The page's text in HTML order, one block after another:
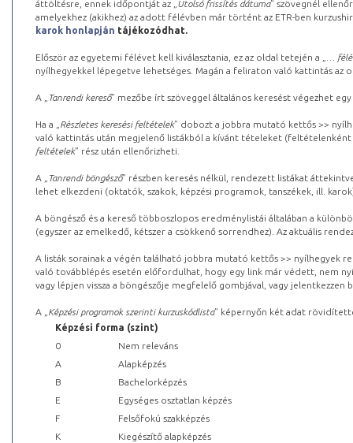
áttöltésre, ennek időpontját az „ Utolsó frissítés dátuma” szövegnél
amelyekhez (akikhez) az adott félévben már történt az ETR-ben
karok honlapján tájékozódhat.
Először az egyetemi félévet kell kiválasztania, ez az oldal tetején a „
…
nyílhegyekkel lépegetve lehetséges. Magán a feliraton való kattintás az
A „ Tanrendi kereső” mezőbe írt szöveggel általános keresést végezhet
Ha a „ Részletes keresési feltételek” dobozt a jobbra mutató kettős >>
való kattintás után megjelenő listákból a kívánt tételeket (feltételenként
feltételek” rész után ellenőrizheti.
A „ Tanrendi böngésző” részben keresés nélkül, rendezett listákat
lehet elkezdeni (oktatók, szakok, képzési programok, tanszékek, ill.
A böngésző és a kereső többoszlopos eredménylistái általában a
(egyszer az emelkedő, kétszer a csökkenő sorrendhez). Az aktuális
A listák sorainak a végén található jobbra mutató kettős >> nyílhegyek
való továbblépés esetén előfordulhat, hogy egy link már védett, nem
vagy lépjen vissza a böngészője megfelelő gombjával, vagy
A „ Képzési programok szerinti kurzuskódlista” képernyőn két adat
Képzési forma (szint)
0
Nem releváns
A
Alapképzés
B
Bachelorképzés
E
Egységes osztatlan képzés
F
Felsőfokú szakképzés
K
Kiegészítő alapképzés